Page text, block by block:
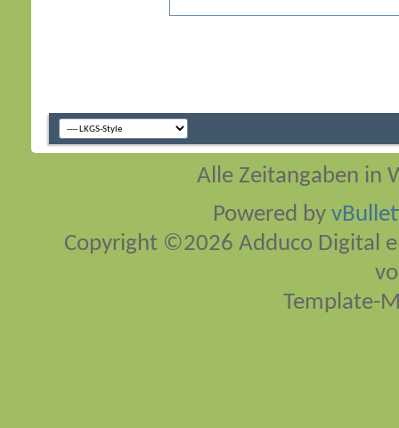
Alle Zeitangaben in
Powered by
Copyright ©2026 Adduco Digital
Template-